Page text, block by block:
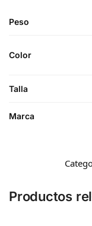
Peso
Color
Talla
Marca
Productos